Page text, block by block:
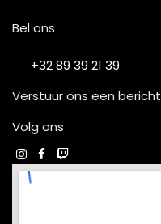
Bel ons
+32 89 39 21 39
Verstuur ons een bericht
Volg ons